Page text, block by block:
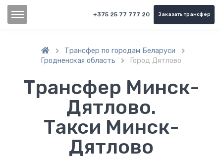
+375 25 77 777 20 Заказать трансфер
 Трансфер по городам Беларуси 
Гродненская область  Город Дятлово
Трансфер Минск-
Дятлово.
Такси Минск-
Дятлово